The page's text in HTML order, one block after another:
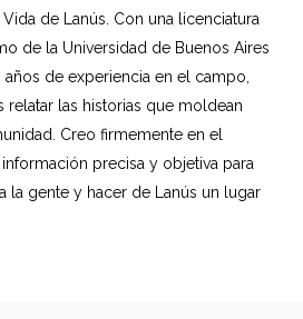
de Lanús. Con una licenciatura
de la Universidad de Buenos Aires
años de experiencia en el campo,
relatar las historias que moldean
Creo firmemente en el
precisa y objetiva para
la gente y hacer de Lanús un lugar